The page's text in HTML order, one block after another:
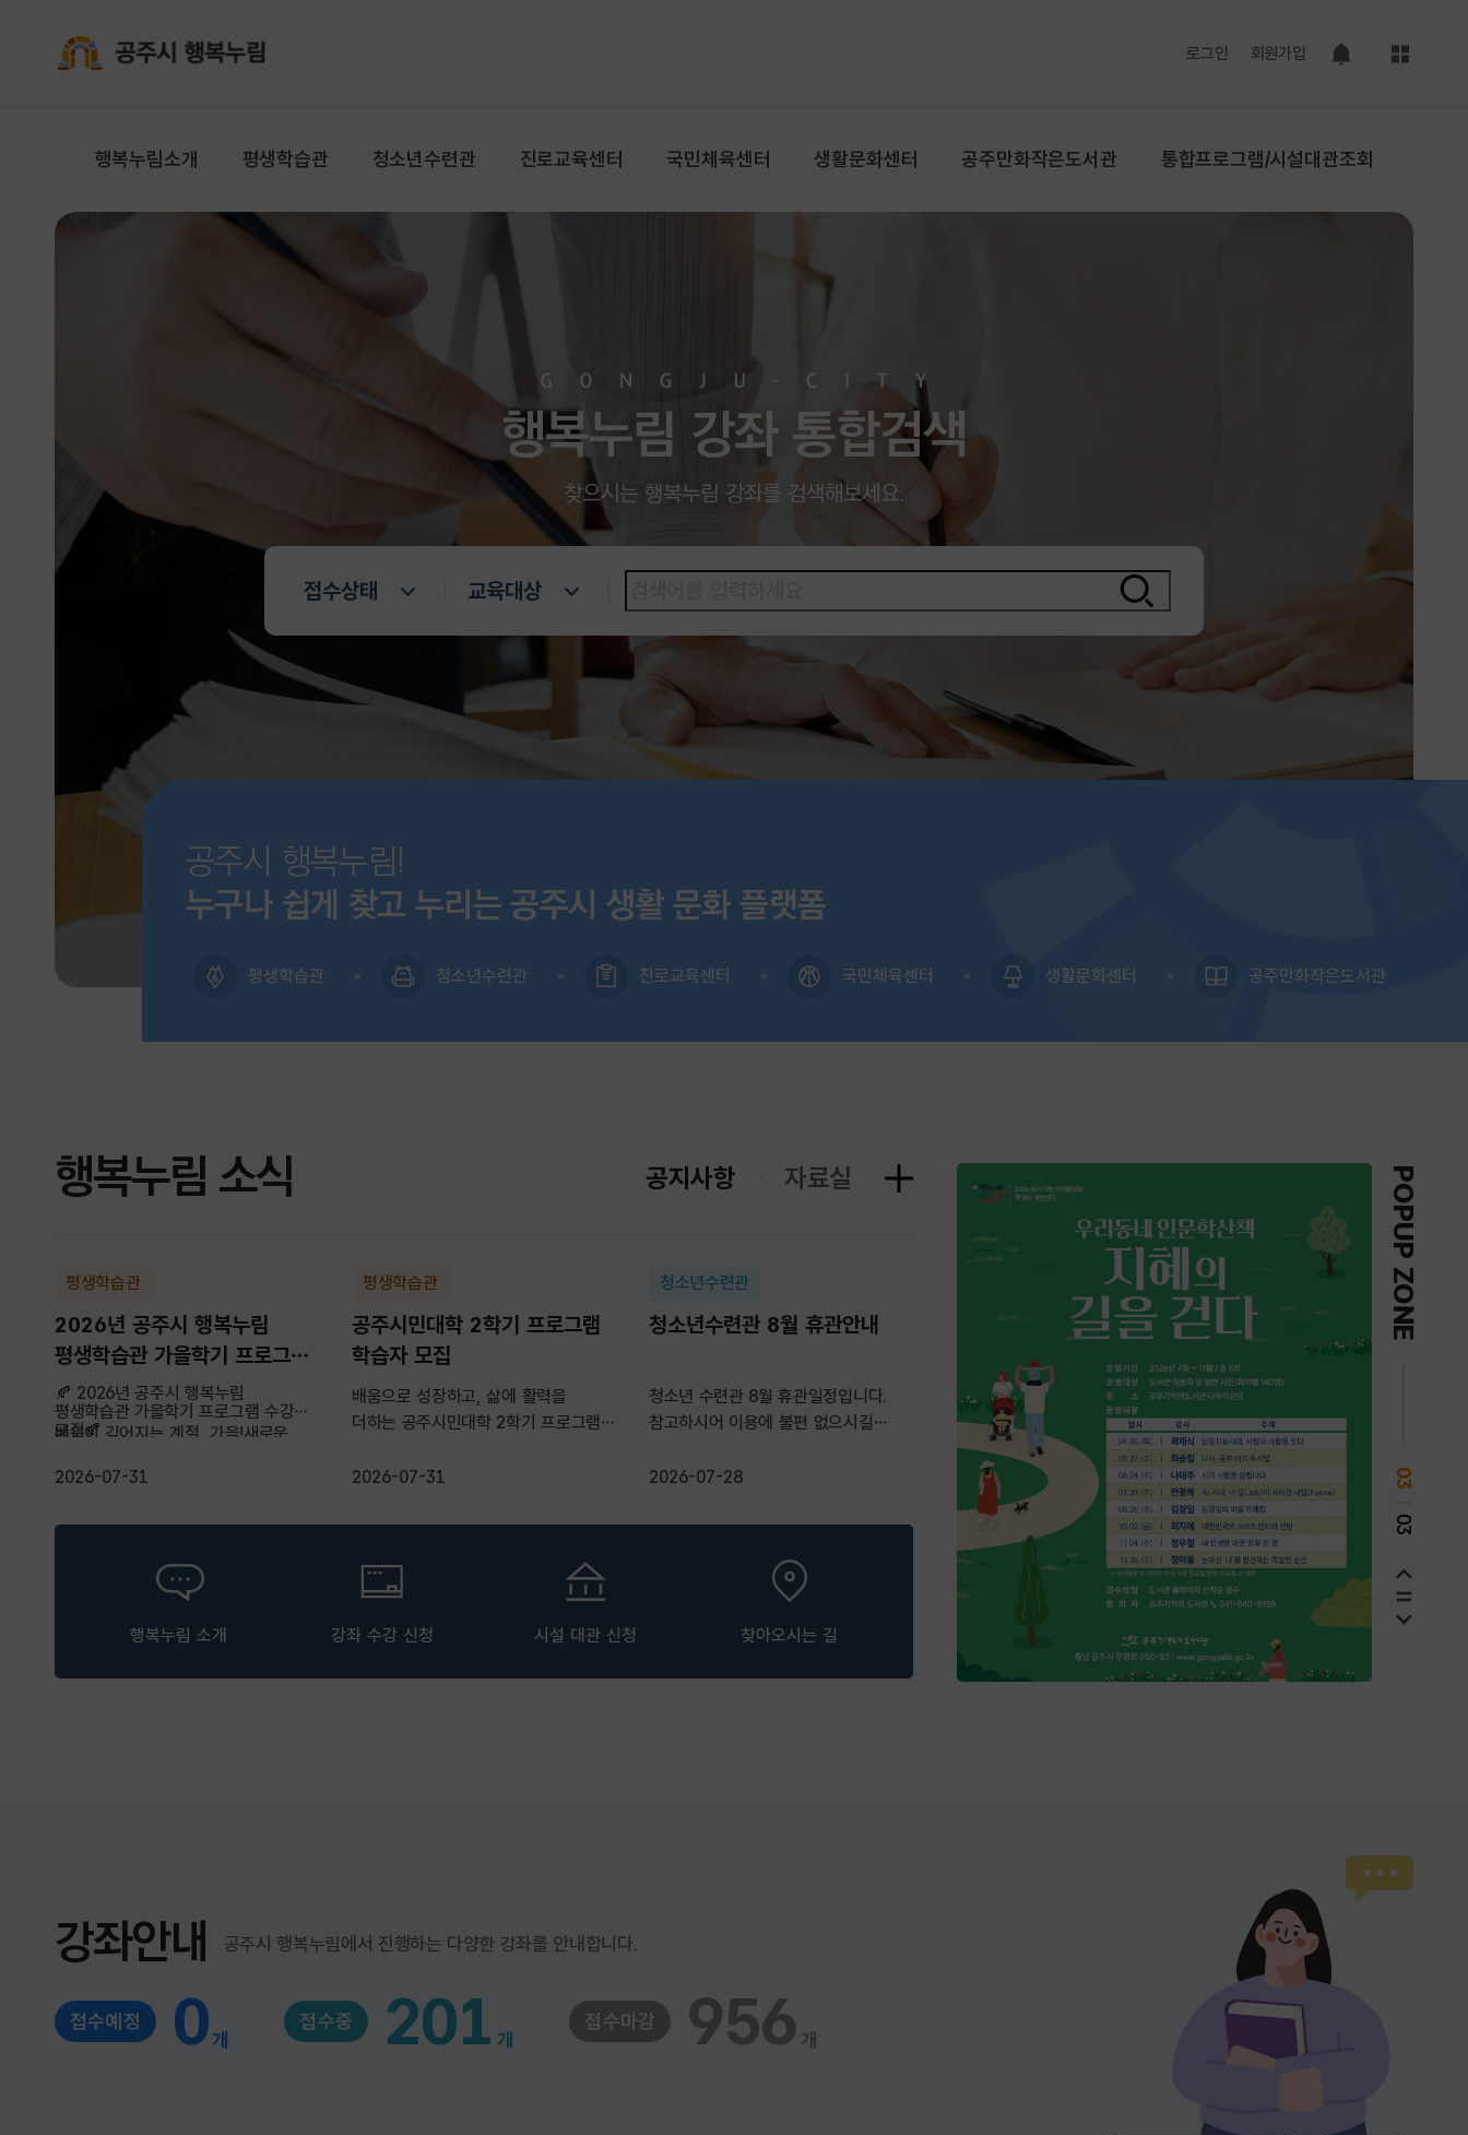
로그인 회원가입
팝업 열기
사이트맵
행복누림소개 평생학습관 청소년수련관 진로교육센터 국민체육센터 생활문화센터 공주만화작은도서관 통합프로그램/시설대관조회
행복누림 강좌 통합검색
찾으시는 행복누림 강좌를 검색해보세요.
접수상태 교육대상
공주시 행복누림!
누구나 쉽게 찾고 누리는 공주시 생활 문화 플랫폼
평생학습관 청소년수련관 진로교육센터 국민체육센터 생활문화센터 공주만화작은도서관
행복누림 소식 공지사항 자료실
평생학습관
2026년 공주시 행복누림
평생학습관 가을학기 프로그램
수강생 모집
🍂 2026년 공주시 행복누림
평생학습관 가을학기 프로그램 수강생
모집🍂
배움이 깊어지는 계절, 가을!새로운
2026-07-31
평생학습관
공주시민대학 2학기 프로그램
학습자 모집
배움으로 성장하고, 삶에 활력을
더하는 공주시민대학 2학기 프로그램
시민실천역량 분야자격증 취득과 실무
2026-07-31
청소년수련관
청소년수련관 8월 휴관안내
청소년 수련관 8월 휴관일정입니다.
참고하시어 이용에 불편 없으시길
2026-07-28
공지사항
행복누림 소개 강좌 수강 신청 시설 대관 신청 찾아오시는 길
POPUP ZONE
03
03
팝업 슬라이드 이전
강좌안내 공주시 행복누림에서 진행하는 다양한 강좌를 안내합니다.
접수예정 0개
접수중 201 개
접수마감 956 개